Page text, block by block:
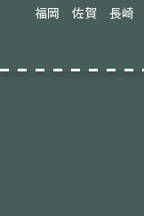
福岡 佐賀 長崎